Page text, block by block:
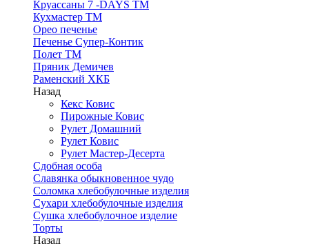
Круассаны 7 -DAYS ТМ
Кухмастер ТМ
Орео печенье
Печенье Супер-Контик
Полет ТМ
Пряник Демичев
Раменский ХКБ
Назад
Кекс Ковис
Пирожные Ковис
Рулет Домашний
Рулет Ковис
Рулет Мастер-Десерта
Сдобная особа
Славянка обыкновенное чудо
Соломка хлебобулочные изделия
Сухари хлебобулочные изделия
Сушка хлебобулочное изделие
Торты
Назад